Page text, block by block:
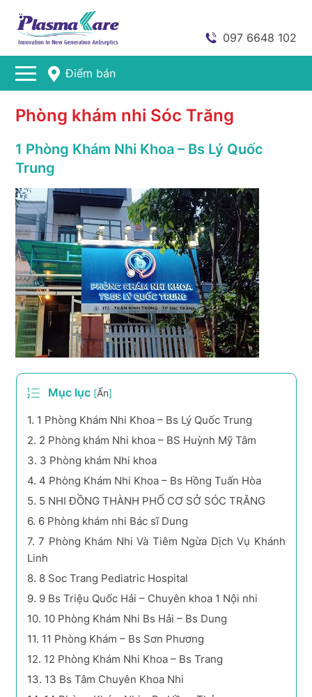
097 6648 102
Điểm bán
Phòng khám nhi Sóc Trăng
1 Phòng Khám Nhi Khoa – Bs Lý Quốc
Trung
Mục lục [Ẩn]
1. 1 Phòng Khám Nhi Khoa – Bs Lý Quốc Trung
2. 2 Phòng khám Nhi khoa – BS Huỳnh Mỹ Tâm
3. 3 Phòng khám Nhi khoa
4. 4 Phòng Khám Nhi Khoa – Bs Hồng Tuấn Hòa
5. 5 NHI ĐỒNG THÀNH PHỐ CƠ SỞ SÓC TRĂNG
6. 6 Phòng khám nhi Bác sĩ Dung
7. 7 Phòng Khám Nhi Và Tiêm Ngừa Dịch Vụ Khánh
Linh
8. 8 Soc Trang Pediatric Hospital
9. 9 Bs Triệu Quốc Hải – Chuyên khoa 1 Nội nhi
10. 10 Phòng Khám Nhi Bs Hải – Bs Dung
11. 11 Phòng Khám – Bs Sơn Phương
12. 12 Phòng Khám Nhi Khoa – Bs Trang
13. 13 Bs Tâm Chuyên Khoa Nhi